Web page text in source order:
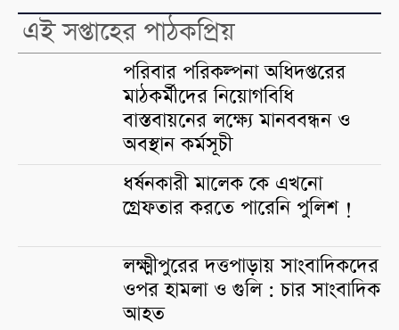
এই সপ্তাহের পাঠকপ্রিয়
পরিবার পরিকল্পনা অধিদপ্তরের
মাঠকর্মীদের নিয়োগবিধি
বাস্তবায়নের লক্ষ্যে মানববন্ধন ও
অবস্থান কর্মসূচী
ধর্ষনকারী মালেক কে এখনো
গ্রেফতার করতে পারেনি পুলিশ !
লক্ষ্মীপুরের দত্তপাড়ায় সাংবাদিকদের
ওপর হামলা ও গুলি : চার সাংবাদিক
আহত